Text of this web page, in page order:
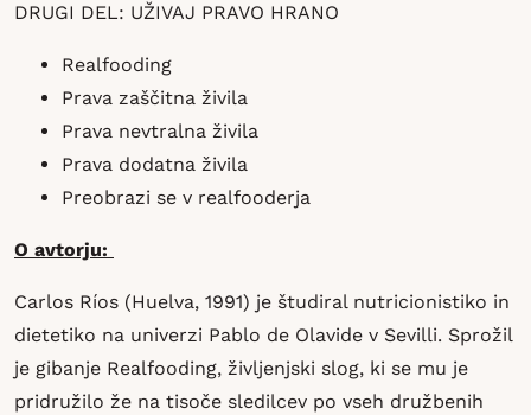
DRUGI DEL: UŽIVAJ PRAVO HRANO
Realfooding
Prava zaščitna živila
Prava nevtralna živila
Prava dodatna živila
Preobrazi se v realfooderja
O avtorju:
Carlos Ríos (Huelva, 1991) je študiral nutricionistiko in
dietetiko na univerzi Pablo de Olavide v Sevilli. Sprožil
je gibanje Realfooding, življenjski slog, ki se mu je
pridružilo že na tisoče sledilcev po vseh družbenih